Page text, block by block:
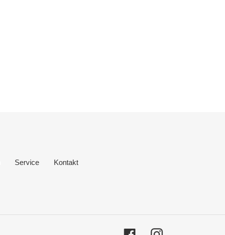
Service Kontakt
FacebookInstagram